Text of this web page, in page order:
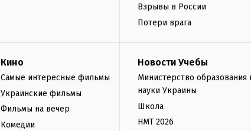
Взрывы в России
Потери врага
Кино
Самые интересные фильмы
Украинские фильмы
Фильмы на вечер
Комедии
Новости Учебы
Министерство образования
науки Украины
Школа
НМТ 2026